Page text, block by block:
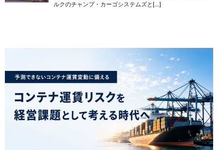
ルクのチャンプ・カーゴシステムズと[…]